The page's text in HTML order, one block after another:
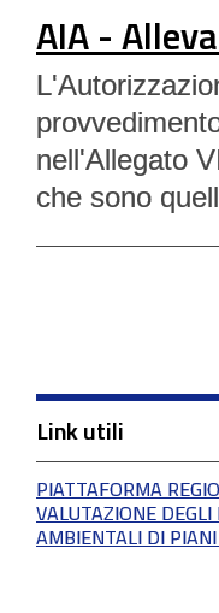
AIA -
nell'Allegato
che sono
Link utili
PIATTAFORMA
VALUTAZIONE
AMBIENTALI DI